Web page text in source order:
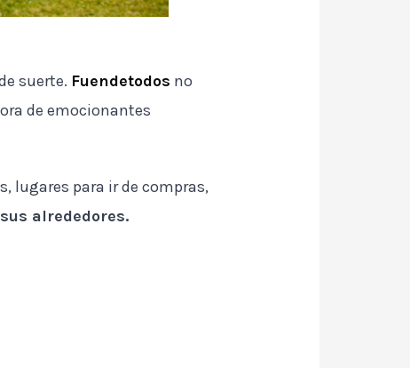
suerte. Fuendetodos no
de emocionantes
lugares para ir de compras,
alrededores.